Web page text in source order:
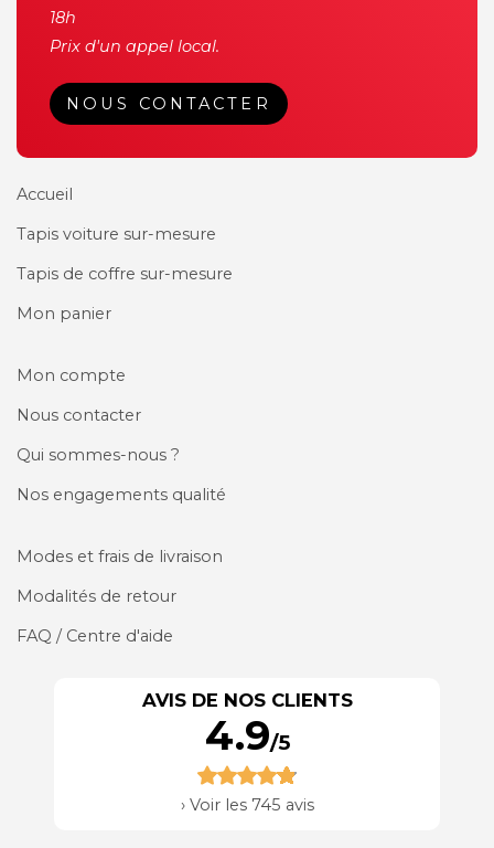
18h
Prix d'un appel local.
NOUS CONTACTER
Accueil
Tapis voiture sur-mesure
Tapis de coffre sur-mesure
Mon panier
Mon compte
Nous contacter
Qui sommes-nous ?
Nos engagements qualité
Modes et frais de livraison
Modalités de retour
FAQ / Centre d'aide
AVIS DE NOS CLIENTS
4.9/5
› Voir les 745 avis